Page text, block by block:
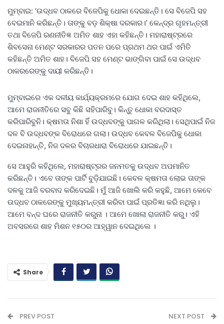
ମୁମ୍ବାଇ: ‘ଉଦ୍ଧବ ଠାକରେ ବିଜେପିକୁ ଧୋକା ଦେଇଛନ୍ତି। ସେ ବିଜେପି ସହ
ବେଇମାନି କରିଛନ୍ତି। ତାଙ୍କୁ ବଡ଼ ଶିକ୍ଷା ଦରକାର।’ କେନ୍ଦ୍ର ଗୃହମନ୍ତ୍ରୀ
ତଥା ବିଜେପି ରଣନୀତିଜ୍ଞ ଅମିତ ଶାହ ଏହା କହିଛନ୍ତି। ମହାରାଷ୍ଟ୍ରରେ
ଶିବସେନା ମେଣ୍ଟ ସରକାରର ପତନ ପରେ ପ୍ରଥମ ଥର ପାଇଁ ଏମିତି
କହିଛନ୍ତି ଅମିତ ଶାହ। ବିଜେପି ସହ ମେଣ୍ଟ ଭାଙ୍ଗିବା ପାଇଁ ସେ ଉଦ୍ଧବ
ଠାକରରେଙ୍କୁ ଦାୟୀ କରିଛନ୍ତି।
ମୁମ୍ବାଇରେ ଏକ ଦଳୀୟ କାର୍ଯ୍ୟକ୍ରମରେ ଯୋଗ ଦେଇ ଶାହ କହିଥିଲେ,
ଆମେ ରାଜନୀତିରେ ସବୁ କିଛି ସହିପାରିବୁ। କିନ୍ତୁ ଧୋକା ବରଦାସ୍ତ
କରିପାରିବୁନି। କ୍ଷମତା ନିଶା ହିଁ ଉଦ୍ଧବଙ୍କୁ ପାଗଳ କରିଥିଲା। ସେଥିପାଇଁ ନିଜ
ଦଳ ବି ଉଦ୍ଧବଙ୍କ ବିରୋଧରେ ଗଲା। ଉଦ୍ଧବ କେବଳ ବିଜେପିକୁ ଧୋକା
ଦେଇନାହାନ୍ତି, ନିଜ ଦଳର ବିଚାରଧାରା ବିରୋଧରେ ଯାଇଛନ୍ତି।
ସେ ଆହୁରି କହିଥିଲେ, ମହାରାଷ୍ଟ୍ରର ଜନମତକୁ ଉଦ୍ଧବ ଅପମାନିତ
କରିଛନ୍ତି। ଏବେ ତାଙ୍କ ପାର୍ଟି ବୁଡ଼ିଯାଇଛି। କେବଳ କ୍ଷମତା ଲୋଭ ତାଙ୍କ
ଦଳକୁ ଆଜି ବରବାଦ କରିଦେଇଛି। ମୁଁ ଆଜି ଖୋଲି କରି କହୁଛି, ଆମେ କେବେ
ଉଦ୍ଧବ ଠାକରେଙ୍କୁ ମୁଖ୍ୟମନ୍ତ୍ରୀ କରିବା ପାଇଁ ପ୍ରତିଜ୍ଞା କରି ନଥିଲୁ।
ଆମେ ବନ୍ଦ ଘରେ ରାଜନୀତି କରୁନା । ଆମେ ଖୋଲା ରାଜନୀତି କରୁ। ଏହି
ଅବସରରେ ଶାହ ମିଶନ ୧୫୦ର ଆହ୍ୱାନ ଦେଇଥିଲେ ।
Share
PREV POST NEXT POST